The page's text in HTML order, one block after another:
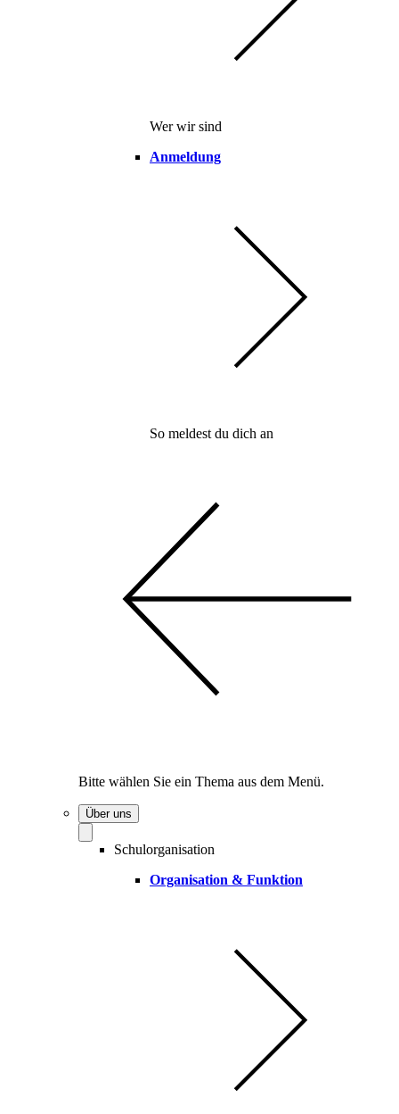
Wer wir sind
Anmeldung
So meldest du dich an
Bitte wählen Sie ein Thema aus dem Menü.
Über uns
Schulorganisation
Organisation & Funktion